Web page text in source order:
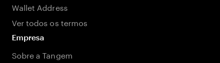
Wallet Address
Ver todos os termos
Empresa
Sobre a Tangem